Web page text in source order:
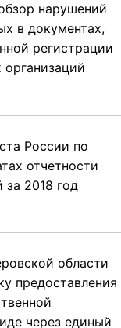
нарушений
в документах,
регистрации
России по
отчетности
за 2018 год
области
предоставления
через единый